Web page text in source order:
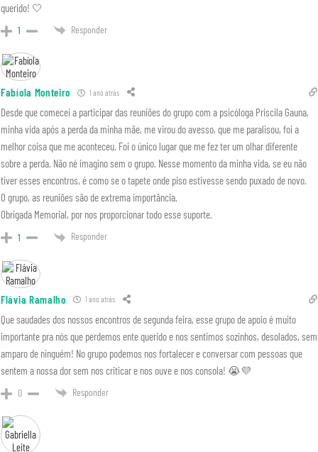
querido! 🤍
1 Responder
Fabíola Monteiro 1 ano atrás
Desde que comecei a participar das reuniões do grupo com a psicóloga Priscila Gauna,
minha vida após a perda da minha mãe, me virou do avesso, que me paralisou, foi a
melhor coisa que me aconteceu. Foi o único lugar que me fez ter um olhar diferente
sobre a perda. Não né imagino sem o grupo. Nesse momento da minha vida, se eu não
tiver esses encontros, é como se o tapete onde piso estivesse sendo puxado de novo.
O grupo, as reuniões são de extrema importância.
Obrigada Memorial, por nos proporcionar todo esse suporte.
1 Responder
Flávia Ramalho 1 ano atrás
Que saudades dos nossos encontros de segunda feira, esse grupo de apoio é muito
importante pra nós que perdemos ente querido e nos sentimos sozinhos, desolados, sem
amparo de ninguém! No grupo podemos nos fortalecer e conversar com pessoas que
sentem a nossa dor sem nos criticar e nos ouve e nos consola! 😭💜
0 Responder